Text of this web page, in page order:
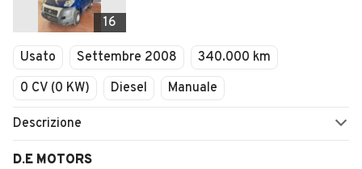
16
Usato Settembre 2008
340.000 km
0 CV (0 KW)
Diesel Manuale
Descrizione
D.E MOTORS